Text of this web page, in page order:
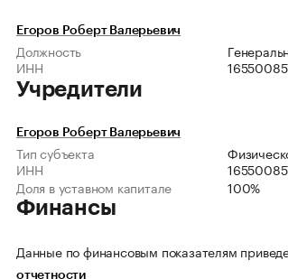
Егоров Роберт Валерьевич
Должность
ИНН
Учредители
Егоров Роберт Валерьевич
Тип субъекта
ИНН
Доля в уставном капитале
100%
Финансы
Данные по финансовым показателям
отчетности